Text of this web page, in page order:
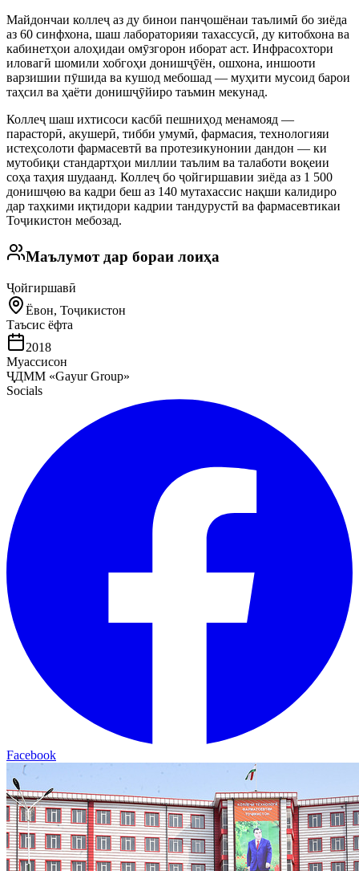
Майдончаи коллеҷ аз ду бинои панҷошёнаи таълимӣ бо зиёда
аз 60 синфхона, шаш лабораторияи тахассусӣ, ду китобхона ва
кабинетҳои алоҳидаи омӯзгорон иборат аст. Инфрасохтори
иловагӣ шомили хобгоҳи донишҷӯён, ошхона, иншооти
варзишии пӯшида ва кушод мебошад — муҳити мусоид барои
таҳсил ва ҳаёти донишҷӯйиро таъмин мекунад.
Коллеҷ шаш ихтисоси касбӣ пешниҳод менамояд —
парасторӣ, акушерӣ, тибби умумӣ, фармасия, технологияи
истеҳсолоти фармасевтӣ ва протезикунонии дандон — ки
мутобиқи стандартҳои миллии таълим ва талаботи воқеии
соҳа таҳия шудаанд. Коллеҷ бо ҷойгиршавии зиёда аз 1 500
донишҷөю ва кадри беш аз 140 мутахассис нақши калидиро
дар таҳкими иқтидори кадрии тандурустӣ ва фармасевтикаи
Тоҷикистон мебозад.
Маълумот дар бораи лоиҳа
Ҷойгиршавӣ
Ёвон, Тоҷикистон
Таъсис ёфта
2018
Муассисон
ҶДММ «Gayur Group»
Socials
Facebook